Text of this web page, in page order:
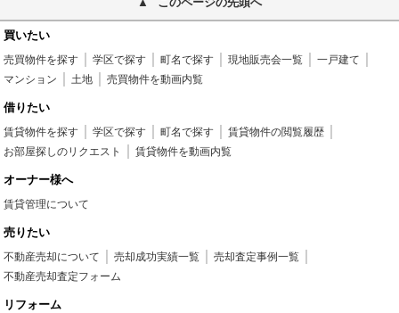
買いたい
売買物件を探す 学区で探す 町名で探す 現地販売会一覧
一戸建て
マンション
土地 売買物件を動画内覧
借りたい
賃貸物件を探す 学区で探す 町名で探す
賃貸物件の閲覧履歴
お部屋探しのリクエスト
賃貸物件を動画内覧
オーナー様へ
賃貸管理について
売りたい
不動産売却について 売却成功実績一覧
売却査定事例一覧
不動産売却査定フォーム
リフォーム